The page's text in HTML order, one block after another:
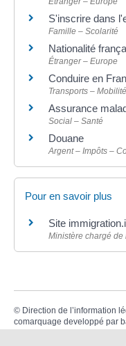
S'inscrire dans
Famille – Scolarité
Nationalité
Étranger – Europe
Conduire en
Transports – Mobilité
Assurance
Social – Santé
Douane
Argent – Impôts –
Pour en savoir plus
Site
Ministère chargé de
© Direction de l’information
comarquage developpé par